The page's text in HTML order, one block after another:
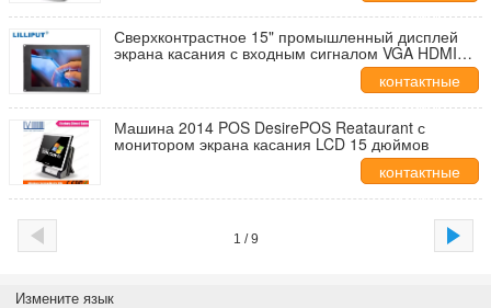
данные
Сверхконтрастное 15" промышленный дисплей
экрана касания с входным сигналом VGA HDMI
контактные
данные
Машина 2014 POS DesirePOS Reataurant с
монитором экрана касания LCD 15 дюймов
контактные
данные
1 / 9
Измените язык